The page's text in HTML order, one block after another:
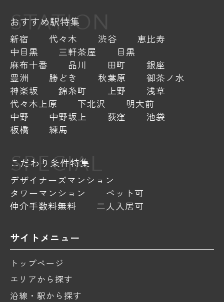
STATION
おすすめ駅特集
新宿 代々木 渋谷
恵比寿
中目黒
三軒茶屋
目黒
麻布十番
品川 田町
銀座
豊洲
勝どき 秋葉原
御茶ノ水
神楽坂
錦糸町 上野
浅草
代々木上原
下北沢
明大前
中野
中野坂上 荻窪
池袋
板橋
練馬
SPECIAL
こだわり条件特集
デザイナーズマンション
タワーマンション
ペット可
仲介手数料無料
二人入居可
サイトメニュー
トップページ
エリアから探す
沿線・駅から探す